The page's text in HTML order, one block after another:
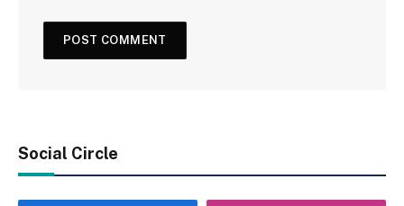
Social Circle